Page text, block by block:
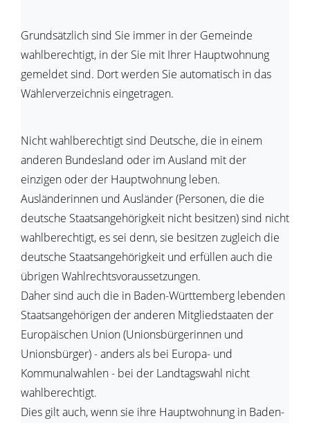
Grundsätzlich sind Sie immer in der Gemeinde
wahlberechtigt, in der Sie mit Ihrer Hauptwohnung
gemeldet sind. Dort werden Sie automatisch in das
Wählerverzeichnis eingetragen.
Nicht wahlberechtigt sind Deutsche, die in einem
anderen Bundesland oder im Ausland mit der
einzigen oder der Hauptwohnung leben.
Ausländerinnen und Ausländer (Personen, die die
deutsche Staatsangehörigkeit nicht besitzen) sind nicht
wahlberechtigt, es sei denn, sie besitzen zugleich die
deutsche Staatsangehörigkeit und erfüllen auch die
übrigen Wahlrechtsvoraussetzungen.
Daher sind auch die in Baden-Württemberg lebenden
Staatsangehörigen der anderen Mitgliedstaaten der
Europäischen Union (Unionsbürgerinnen und
Unionsbürger) - anders als bei Europa- und
Kommunalwahlen - bei der Landtagswahl nicht
wahlberechtigt.
Dies gilt auch, wenn sie ihre Hauptwohnung in Baden-